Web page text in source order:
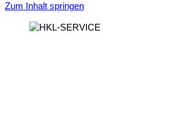
Zum Inhalt springen